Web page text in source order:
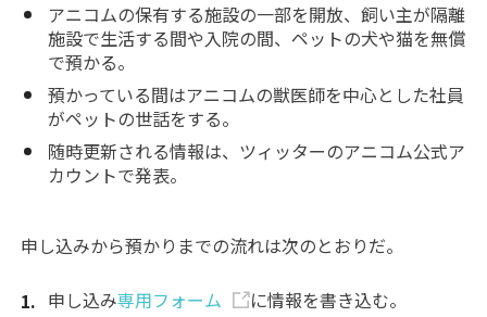
アニコムの保有する施設の一部を開放、飼い主が隔離
施設で生活する間や入院の間、ペットの犬や猫を無償
で預かる。
預かっている間はアニコムの獣医師を中心とした社員
がペットの世話をする。
随時更新される情報は、ツィッターのアニコム公式ア
カウントで発表。
申し込みから預かりまでの流れは次のとおりだ。
申し込み専用フォーム
に情報を書き込む。